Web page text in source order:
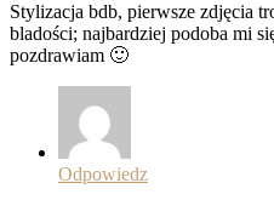
Stylizacja bdb, pierwsze zdjęcia
bladości; najbardziej podoba mi
pozdrawiam 🙂
Odpowiedz